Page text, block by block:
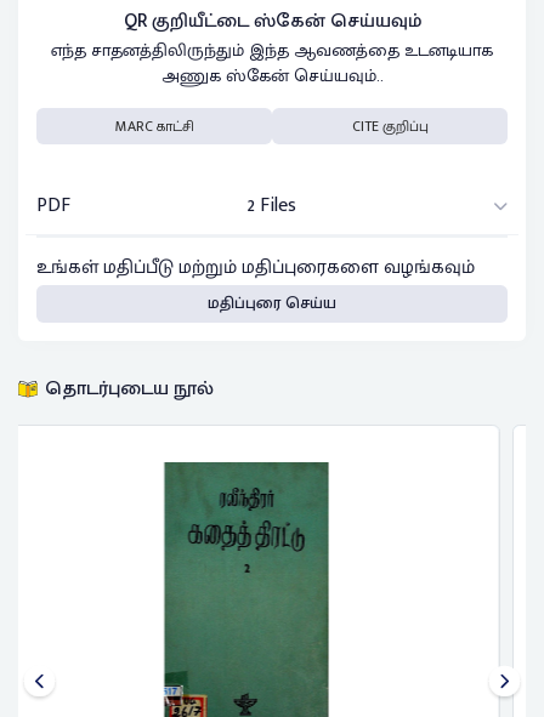
QR குறியீட்டை ஸ்கேன் செய்யவும்
எந்த சாதனத்திலிருந்தும் இந்த ஆவணத்தை உடனடியாக
அணுக ஸ்கேன் செய்யவும்..
MARC காட்சி CITE குறிப்பு
PDF
2 Files
உங்கள் மதிப்பீடு மற்றும் மதிப்புரைகளை வழங்கவும்
மதிப்புரை செய்ய
தொடர்புடைய நூல்